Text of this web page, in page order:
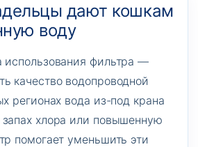
дают кошкам
воду
использования фильтра —
качество водопроводной
регионах вода из-под крана
хлора или повышенную
помогает уменьшить эти